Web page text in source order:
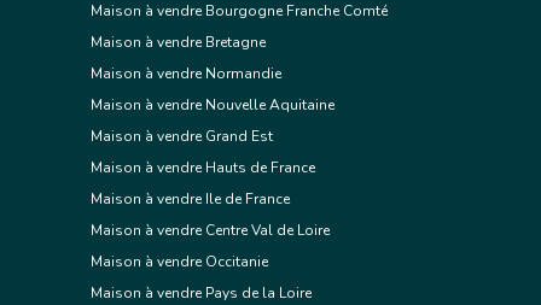
Maison à vendre Bourgogne Franche Comté
Maison à vendre Bretagne
Maison à vendre Normandie
Maison à vendre Nouvelle Aquitaine
Maison à vendre Grand Est
Maison à vendre Hauts de France
Maison à vendre Ile de France
Maison à vendre Centre Val de Loire
Maison à vendre Occitanie
Maison à vendre Pays de la Loire